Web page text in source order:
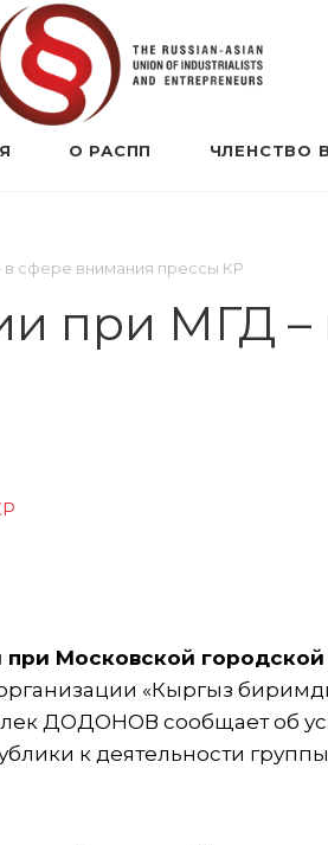
О РАСПП ЧЛЕНСТВО
в сфере внимания прессы КР
при МГД
при Московской
«Кыргыз
ДОДОНОВ сообщает об
к деятельности